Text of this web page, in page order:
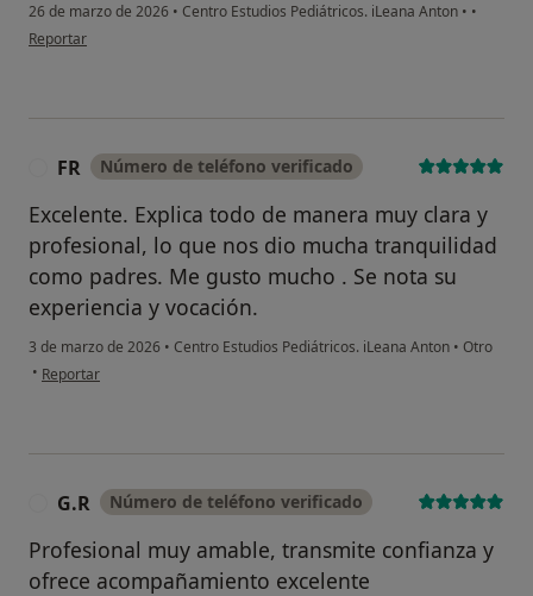
26 de marzo de 2026 • Centro Estudios Pediátricos. iLeana Anton • •
en opinión del usuario JG
Reportar
FR Número de teléfono verificado
Excelente. Explica todo de manera muy clara y
profesional, lo que nos dio mucha tranquilidad
como padres. Me gusto mucho . Se nota su
experiencia y vocación.
3 de marzo de 2026 • Centro Estudios Pediátricos. iLeana Anton • Otro
• en opinión del usuario FR
Reportar
G.R Número de teléfono verificado
Profesional muy amable, transmite confianza y
ofrece acompañamiento excelente